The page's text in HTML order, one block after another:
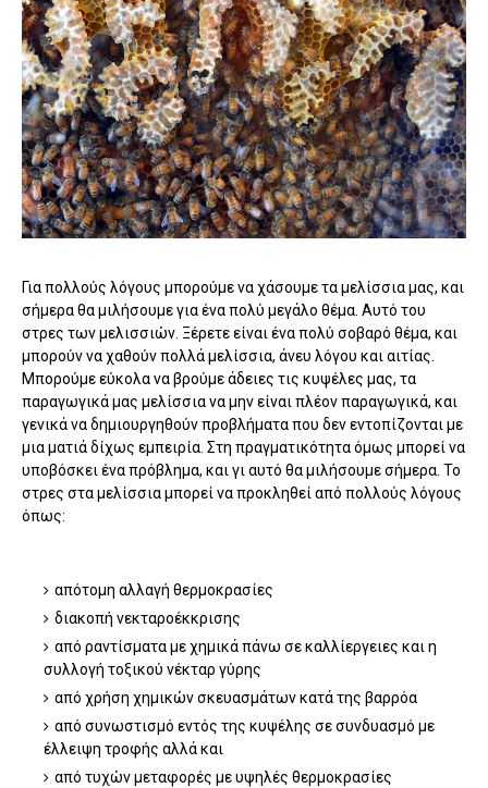
Για πολλούς λόγους μπορούμε να χάσουμε τα μελίσσια μας, και
σήμερα θα μιλήσουμε για ένα πολύ μεγάλο θέμα. Αυτό του
στρες των μελισσιών. Ξέρετε είναι ένα πολύ σοβαρό θέμα, και
μπορούν να χαθούν πολλά μελίσσια, άνευ λόγου και αιτίας.
Μπορούμε εύκολα να βρούμε άδειες τις κυψέλες μας, τα
παραγωγικά μας μελίσσια να μην είναι πλέον παραγωγικά, και
γενικά να δημιουργηθούν προβλήματα που δεν εντοπίζονται με
μια ματιά δίχως εμπειρία. Στη πραγματικότητα όμως μπορεί να
υποβόσκει ένα πρόβλημα, και γι αυτό θα μιλήσουμε σήμερα. Το
στρες στα μελίσσια μπορεί να προκληθεί από πολλούς λόγους
όπως:
απότομη αλλαγή θερμοκρασίες
διακοπή νεκταροέκκρισης
από ραντίσματα με χημικά πάνω σε καλλίεργειες και η
συλλογή τοξικού νέκταρ γύρης
από χρήση χημικών σκευασμάτων κατά της βαρρόα
από συνωστισμό εντός της κυψέλης σε συνδυασμό με
έλλειψη τροφής αλλά και
από τυχών μεταφορές με υψηλές θερμοκρασίες